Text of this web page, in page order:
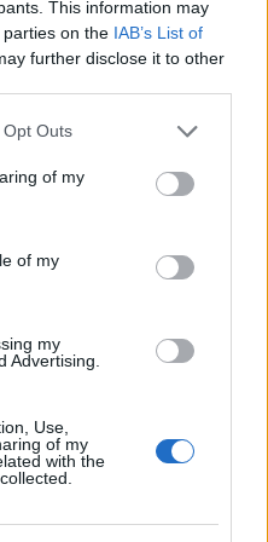
This information may
on the IAB’s List of
further disclose it to other
Outs
of my
of my
my
Advertising.
Use,
of my
with the
można się
można powiedzieć o